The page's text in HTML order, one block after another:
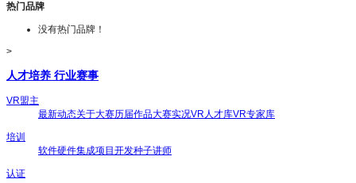
热门品牌
没有热门品牌！
>
人才培养 行业赛事
VR盟主
最新动态关于大赛历届作品大赛实况VR人才库VR专家库
培训
软件硬件集成项目开发种子讲师
认证